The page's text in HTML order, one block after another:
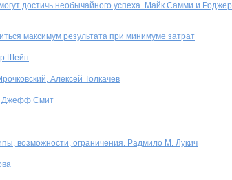
достичь необычайного успеха. Майк Самми и Роджер
максимум результата при минимуме затрат
Шейн
Алексей Толкачев
Джефф Смит
возможности, ограничения. Радмило М. Лукич